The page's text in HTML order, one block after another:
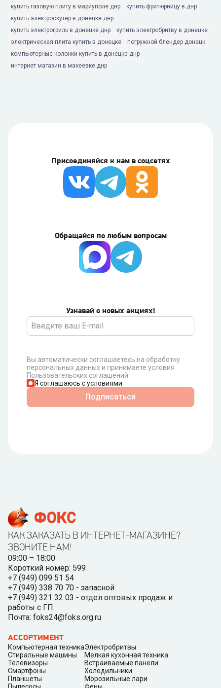
купить газовую плиту в мариуполе днр
купить фритюрницу в днр
купить электроскутер в донецке днр
купить электрогриль в донецке днр
купить электробритву в донецке
электрическая плита купить в донецке
погружной блендер донецк
компьютерные колонки купить в донецке днр
интернет магазин в макеевке днр
Присоединяйся к нам в соцсетях
Узнавай о новых акциях!
Вы автоматически соглашаетесь на обработку
персональных данных и принимаете условия
Пользовательских соглашений
Я соглашаюсь с условиями
Подписаться
Обращайся по любым вопросам
КАК ЗАКАЗАТЬ В ИНТЕРНЕТ-МАГАЗИНЕ?
ЗВОНИТЕ НАМ!
09:00 – 18:00
Короткий номер: 599
+7 (949) 099 51 54
+7 (949) 338 70 70 - запасной
+7 (949) 321 32 03 - отдел оптовых продаж и
работы с ГП
Почта: foks24@foks.org.ru
АССОРТИМЕНТ
Компьютерная техника
Стиральные машины
Телевизоры
Смартфоны
Планшеты
Электробритвы
Мелкая кухонная техника
Встраиваемые панели
Холодильники
Морозильные лари